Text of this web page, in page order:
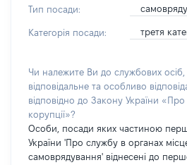
Тип посади:
Категорія посади: третя
Чи належите Ви до службових осіб,
відповідальне та особливо
відповідно до Закону України «Про
корупції»?
Особи, посади яких частиною
України 'Про службу в органах
самоврядування' віднесені до